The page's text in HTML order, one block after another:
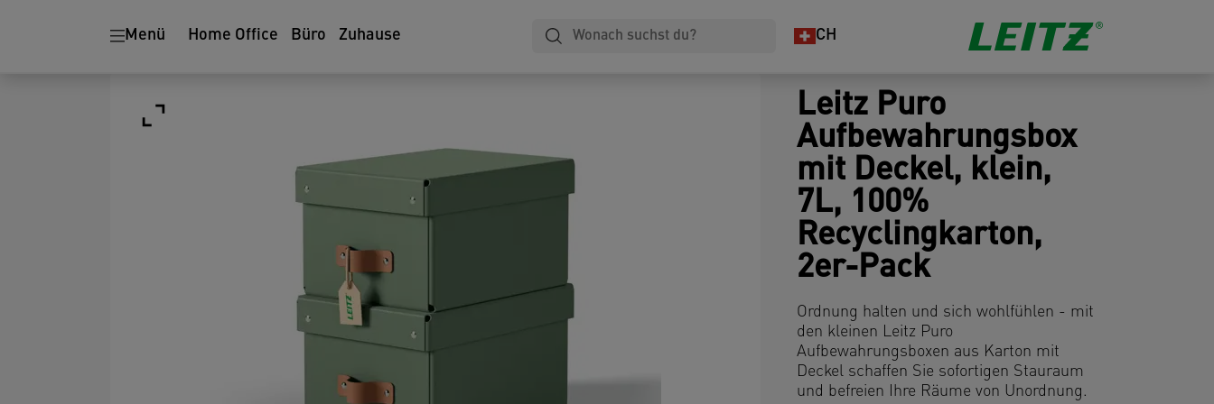
Menü Home Office Büro Zuhause CH
Leitz Puro
Aufbewahrungsbox
mit Deckel, klein,
7L, 100%
Recyclingkarton,
2er-Pack
Ordnung halten und sich wohlfühlen - mit
den kleinen Leitz Puro
Aufbewahrungsboxen aus Karton mit
Deckel schaffen Sie sofortigen Stauraum
und befreien Ihre Räume von Unordnung.